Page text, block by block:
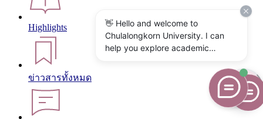
Highlights
ข่าวสารทั้งหมด
👋 Hello and welcome to
Chulalongkorn University. I can
help you explore academic